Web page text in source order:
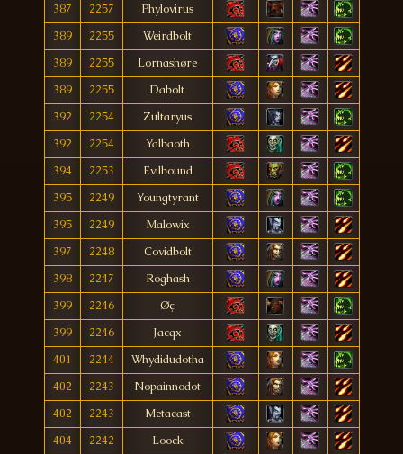
387
2257
Phylovirus
389
2255
Weirdbolt
389
2255
Lornashøre
389
2255
Dabolt
392
2254
Zultaryus
392
2254
Yalbaoth
394
2253
Evilbound
395
2249
Youngtyrant
395
2249
Malowix
397
2248
Covidbolt
398
2247
Roghash
399
2246
Øç
399
2246
Jacqx
401
2244
Whydidudotha
402
2243
Nopainnodot
402
2243
Metacast
404
2242
Loock